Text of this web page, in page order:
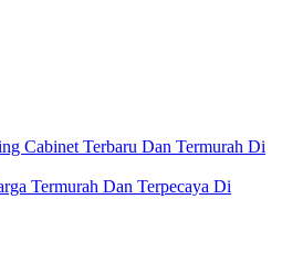
Cabinet Terbaru Dan Termurah Di
Termurah Dan Terpecaya Di